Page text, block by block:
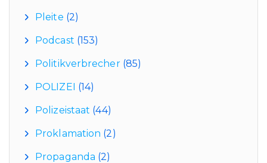
Pleite (2)
Podcast (153)
Politikverbrecher(85)
POLIZEI (14)
Polizeistaat (44)
Proklamation (2)
Propaganda (2)